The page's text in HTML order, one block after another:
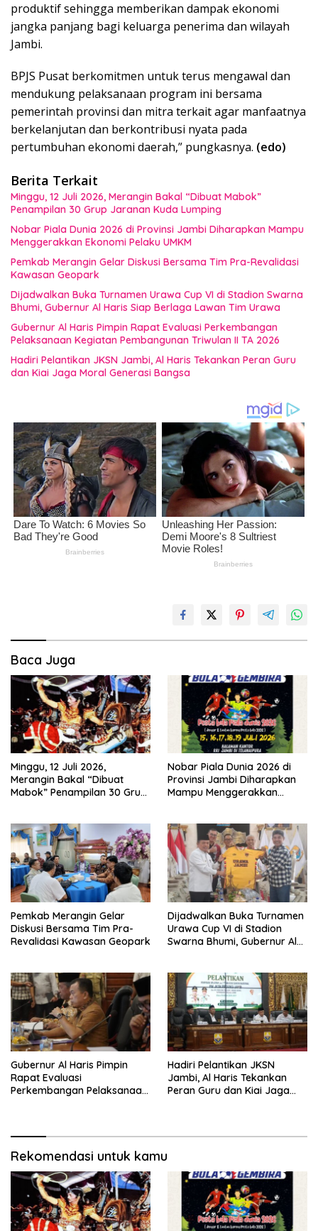
produktif sehingga memberikan dampak ekonomi
jangka panjang bagi keluarga penerima dan wilayah
Jambi.
BPJS Pusat berkomitmen untuk terus mengawal dan
mendukung pelaksanaan program ini bersama
pemerintah provinsi dan mitra terkait agar manfaatnya
berkelanjutan dan berkontribusi nyata pada
pertumbuhan ekonomi daerah,” pungkasnya. (edo)
Berita Terkait
Minggu, 12 Juli 2026, Merangin Bakal “Dibuat Mabok”
Penampilan 30 Grup Jaranan Kuda Lumping
Nobar Piala Dunia 2026 di Provinsi Jambi Diharapkan Mampu
Menggerakkan Ekonomi Pelaku UMKM
Pemkab Merangin Gelar Diskusi Bersama Tim Pra-Revalidasi
Kawasan Geopark
Dijadwalkan Buka Turnamen Urawa Cup VI di Stadion Swarna
Bhumi, Gubernur Al Haris Siap Berlaga Lawan Tim Urawa
Gubernur Al Haris Pimpin Rapat Evaluasi Perkembangan
Pelaksanaan Kegiatan Pembangunan Triwulan II TA 2026
Hadiri Pelantikan JKSN Jambi, Al Haris Tekankan Peran Guru
dan Kiai Jaga Moral Generasi Bangsa
Baca Juga
Minggu, 12 Juli 2026,
Merangin Bakal “Dibuat
Mabok” Penampilan 30 Grup
Nobar Piala Dunia 2026 di
Provinsi Jambi Diharapkan
Mampu Menggerakkan
Pemkab Merangin Gelar
Diskusi Bersama Tim Pra-
Revalidasi Kawasan Geopark
Dijadwalkan Buka Turnamen
Urawa Cup VI di Stadion
Swarna Bhumi, Gubernur Al
Gubernur Al Haris Pimpin
Rapat Evaluasi
Perkembangan Pelaksanaan
Hadiri Pelantikan JKSN
Jambi, Al Haris Tekankan
Peran Guru dan Kiai Jaga
Rekomendasi untuk kamu